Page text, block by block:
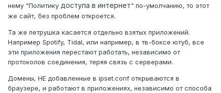
нему "Политику доступа в интернет" по-умолчанию, то этот
же сайт, без проблем откроется.
Та же петрушка касается отдельно взятых приложений.
Например Spotify, Tidal, или например, в тв-боксе ютуб, все
эти приложения перестают работать, независимо от
протоколов соединения, теряя связь с серверами.
Домены, НЕ добавленные в ipset.conf открываются в
браузере, и работают в приложениях, независимо от способа